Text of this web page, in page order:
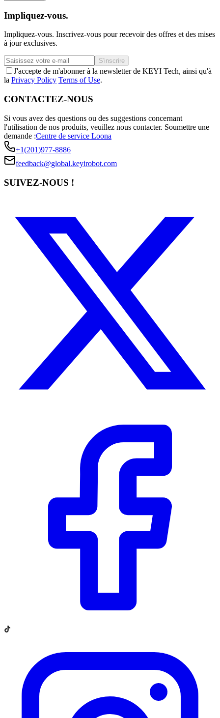
Impliquez-vous.
Impliquez-vous. Inscrivez-vous pour recevoir des offres et des mises
à jour exclusives.
S'inscrire
J'accepte de m'abonner à la newsletter de KEYI Tech, ainsi qu'à
la Privacy Policy Terms of Use.
CONTACTEZ-NOUS
Si vous avez des questions ou des suggestions concernant
l'utilisation de nos produits, veuillez nous contacter. Soumettre une
demande :Centre de service Loona
+1(201)977-8886
feedback@global.keyirobot.com
SUIVEZ-NOUS !